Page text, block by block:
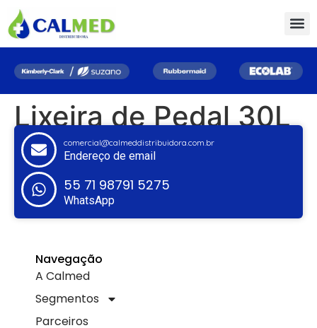
Lixeira de Pedal 30L
comercial@calmeddistribuidora.com.br
Endereço de email
55 71 98791 5275
WhatsApp
Navegação
A Calmed
Segmentos
Parceiros